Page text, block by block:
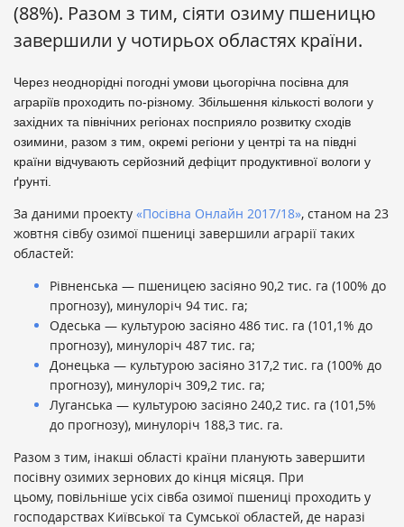
(88%). Разом з тим, сіяти озиму пшеницю
завершили у чотирьох областях країни.
Через неоднорідні погодні умови цьогорічна посівна для
аграріїв проходить по-різному. Збільшення кількості вологи у
західних та північних регіонах посприяло розвитку сходів
озимини, разом з тим, окремі регіони у центрі та на півдні
країни відчувають серйозний дефіцит продуктивної вологи у
ґрунті.
За даними проекту «Посівна Онлайн 2017/18», станом на 23
жовтня сівбу озимої пшениці завершили аграрії таких
областей:
Рівненська — пшеницею засіяно 90,2 тис. га (100% до
прогнозу), минулоріч 94 тис. га;
Одеська — культурою засіяно 486 тис. га (101,1% до
прогнозу), минулоріч 487 тис. га;
Донецька — культурою засіяно 317,2 тис. га (100% до
прогнозу), минулоріч 309,2 тис. га;
Луганська — культурою засіяно 240,2 тис. га (101,5%
до прогнозу), минулоріч 188,3 тис. га.
Разом з тим, інакші області країни планують завершити
посівну озимих зернових до кінця місяця. При
цьому, повільніше усіх сівба озимої пшениці проходить у
господарствах Київської та Сумської областей, де наразі